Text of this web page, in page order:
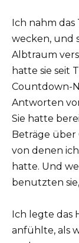
Ich nahm
wecken, und
Albtraum
hatte sie seit
Countdown-
Antworten
Sie hatte
Beträge
von denen
hatte. Und
benutzten
Ich legte das
anfühlte, als